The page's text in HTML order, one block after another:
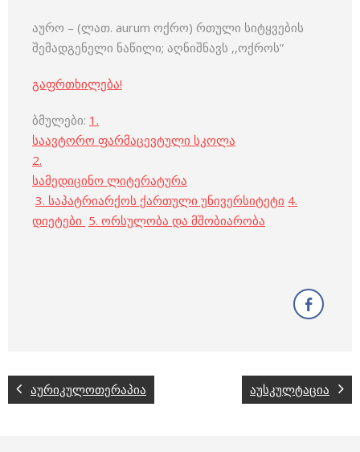
აურო – (ლათ. aurum ოქრო) რთული სიტყვების
შემადგენელი ნაწილი; აღნიშნავს ,,ოქროს”
გაფრთხილება!
ბმულები: 1.
საავტორო ფარმაცევტული სკოლა
2.
სამედიცინო ლიტერატურა
3. საპატრიარქოს ქართული უნივერსიტეტი 4.
დიეტები 5. ორსულობა და მშობიარობა
აურიკულოთერაპია აუსკულტაცია